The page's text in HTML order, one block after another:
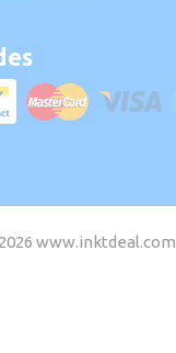
www.inktdeal.com